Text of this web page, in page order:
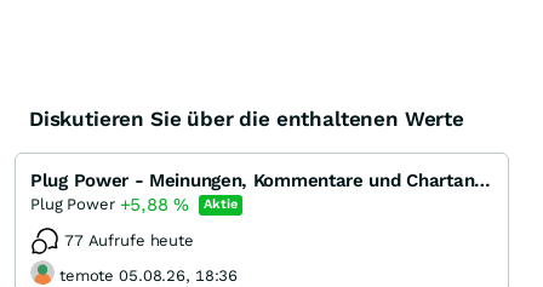
Diskutieren Sie über die enthaltenen Werte
Plug Power - Meinungen, Kommentare und Chartansichten
Plug Power +5,88 % Aktie
77 Aufrufe heute
temote 05.08.26, 18:36